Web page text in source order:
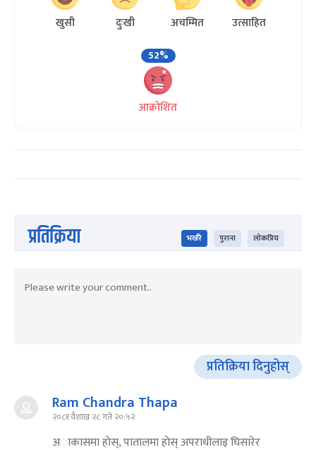
खुसी दुःखी अचम्मित
उत्साहित
52%
आक्रोशित
प्रतिक्रिया भर्खरै पुराना लोकप्रिय
प्रतिक्रिया दिनुहोस्
Ram Chandra Thapa
२०८१ वैशाख २८ गते २०:५२
अाकासमा हाेस्, पातालमा हाेस् अपराधीलाइ घिसारेर